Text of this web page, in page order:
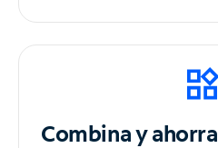
Combina y ahorra